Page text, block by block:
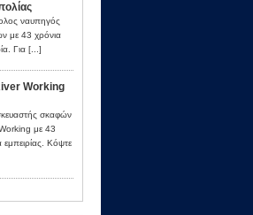
ναυπηγός
με 43 χρόνια
Για [...]
Working
σκαφών
με 43
εμπειρίας. Κόψτε